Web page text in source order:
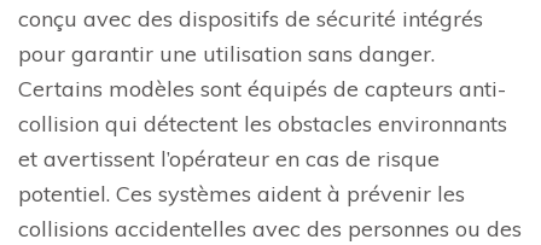
conçu avec des dispositifs de sécurité intégrés
pour garantir une utilisation sans danger.
Certains modèles sont équipés de capteurs anti-
collision qui détectent les obstacles environnants
et avertissent l’opérateur en cas de risque
potentiel. Ces systèmes aident à prévenir les
collisions accidentelles avec des personnes ou des